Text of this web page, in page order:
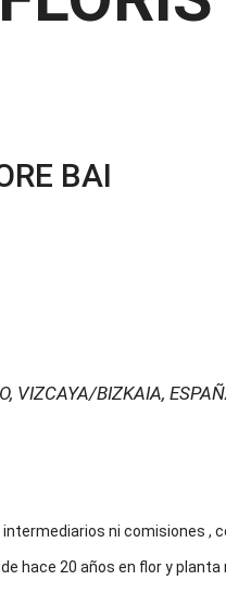
BAI
VIZCAYA/BIZKAIA,
ni comisiones ,
hace 20 años en flor y planta